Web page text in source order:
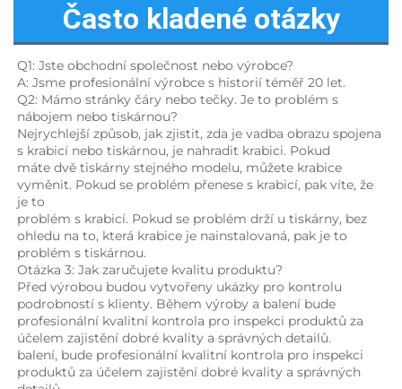
Často kladené otázky
Q1: Jste obchodní společnost nebo výrobce?
A: Jsme profesionální výrobce s historií téměř 20 let.
Q2: Mámo stránky čáry nebo tečky. Je to problém s
nábojem nebo tiskárnou?
Nejrychlejší způsob, jak zjistit, zda je vadba obrazu spojena
s krabicí nebo tiskárnou, je nahradit krabici. Pokud
máte dvě tiskárny stejného modelu, můžete krabice
vyměnit. Pokud se problém přenese s krabicí, pak víte, že
je to
problém s krabicí. Pokud se problém drží u tiskárny, bez
ohledu na to, která krabice je nainstalovaná, pak je to
problém s tiskárnou.
Otázka 3: Jak zaručujete kvalitu produktu?
Před výrobou budou vytvořeny ukázky pro kontrolu
podrobností s klienty. Během výroby a balení bude
profesionální kvalitní kontrola pro inspekci produktů za
účelem zajistění dobré kvality a správných detailů.
balení, bude profesionální kvalitní kontrola pro inspekci
produktů za účelem zajistění dobré kvality a správných